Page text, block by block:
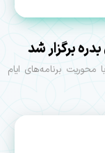
برگزار شد
برنامه‌های ایام